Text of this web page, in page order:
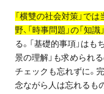
採用情報
インフォメーション
「横雙の社会対策」では
野、「時事問題」の「知
る。「基礎的事項」はも
景の理解」も求められる
チェックも忘れずに。
念ながら人は忘れるも